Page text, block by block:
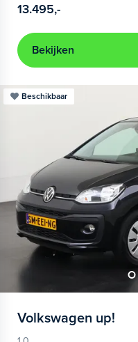
13.495,-
Bekijken
Beschikbaar
Volkswagen up!